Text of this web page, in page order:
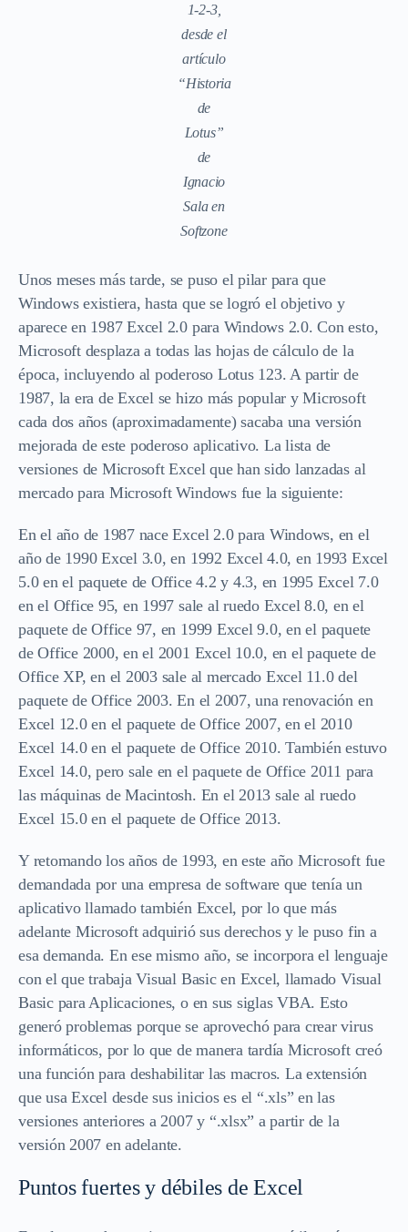
1-2-3,
desde el
artículo
“Historia
de
Lotus”
de
Ignacio
Sala en
Softzone
Unos meses más tarde, se puso el pilar para que
Windows existiera, hasta que se logró el objetivo y
aparece en 1987 Excel 2.0 para Windows 2.0. Con esto,
Microsoft desplaza a todas las hojas de cálculo de la
época, incluyendo al poderoso Lotus 123. A partir de
1987, la era de Excel se hizo más popular y Microsoft
cada dos años (aproximadamente) sacaba una versión
mejorada de este poderoso aplicativo. La lista de
versiones de Microsoft Excel que han sido lanzadas al
mercado para Microsoft Windows fue la siguiente:
En el año de 1987 nace Excel 2.0 para Windows, en el
año de 1990 Excel 3.0, en 1992 Excel 4.0, en 1993 Excel
5.0 en el paquete de Office 4.2 y 4.3, en 1995 Excel 7.0
en el Office 95, en 1997 sale al ruedo Excel 8.0, en el
paquete de Office 97, en 1999 Excel 9.0, en el paquete
de Office 2000, en el 2001 Excel 10.0, en el paquete de
Office XP, en el 2003 sale al mercado Excel 11.0 del
paquete de Office 2003. En el 2007, una renovación en
Excel 12.0 en el paquete de Office 2007, en el 2010
Excel 14.0 en el paquete de Office 2010. También estuvo
Excel 14.0, pero sale en el paquete de Office 2011 para
las máquinas de Macintosh. En el 2013 sale al ruedo
Excel 15.0 en el paquete de Office 2013.
Y retomando los años de 1993, en este año Microsoft fue
demandada por una empresa de software que tenía un
aplicativo llamado también Excel, por lo que más
adelante Microsoft adquirió sus derechos y le puso fin a
esa demanda. En ese mismo año, se incorpora el lenguaje
con el que trabaja Visual Basic en Excel, llamado Visual
Basic para Aplicaciones, o en sus siglas VBA. Esto
generó problemas porque se aprovechó para crear virus
informáticos, por lo que de manera tardía Microsoft creó
una función para deshabilitar las macros. La extensión
que usa Excel desde sus inicios es el “.xls” en las
versiones anteriores a 2007 y “.xlsx” a partir de la
versión 2007 en adelante.
Puntos fuertes y débiles de Excel